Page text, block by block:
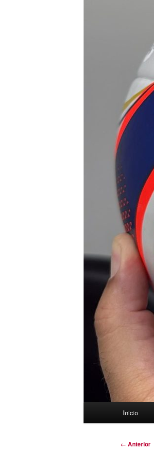
Inicio
Navegación
← Anterior